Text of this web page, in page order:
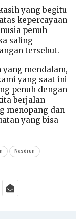
yang begitu
kepercayaan
penuh
saling
tersebut.
mendalam,
yang saat ini
penuh dengan
berjalan
menopang dan
yang bisa
Nasdrun